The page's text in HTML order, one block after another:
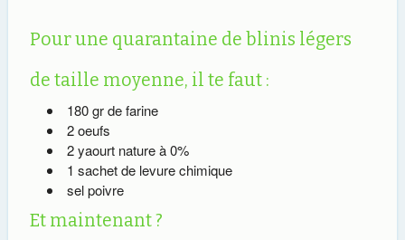
Pour une quarantaine de blinis légers
de taille moyenne, il te faut :
180 gr de farine
2 oeufs
2 yaourt nature à 0%
1 sachet de levure chimique
sel poivre
Et maintenant ?